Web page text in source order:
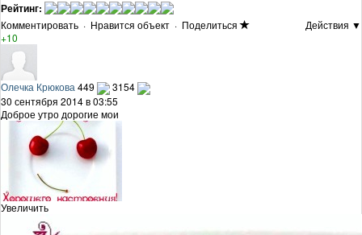
Рейтинг:
Комментировать · Нравится объект · Поделиться
Действия ▼
+10
Олечка Крюкова 449
3154
30 сентября 2014 в 03:55
Доброе утро дорогие мои
Увеличить